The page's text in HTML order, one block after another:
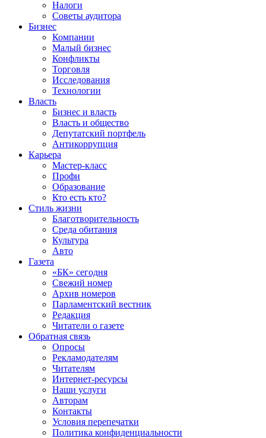
Налоги
Советы аудитора
Бизнес
Компании
Малый бизнес
Конфликты
Торговля
Исследования
Технологии
Власть
Бизнес и власть
Власть и общество
Депутатский портфель
Антикоррупция
Карьера
Мастер-класс
Профи
Образование
Кто есть кто?
Стиль жизни
Благотворительность
Среда обитания
Культура
Авто
Газета
«БК» сегодня
Свежий номер
Архив номеров
Парламентский вестник
Редакция
Читатели о газете
Обратная связь
Опросы
Рекламодателям
Читателям
Интернет-ресурсы
Наши услуги
Авторам
Контакты
Условия перепечатки
Политика конфиденциальности